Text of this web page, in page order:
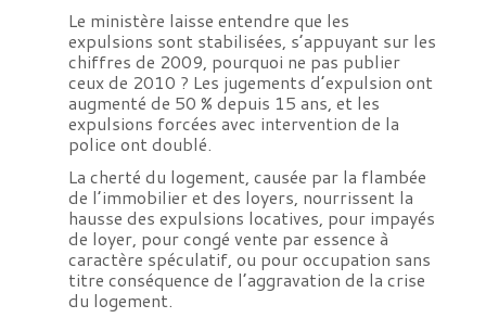
Le ministère laisse entendre que les
expulsions sont stabilisées, s’appuyant sur les
chiffres de 2009, pourquoi ne pas publier
ceux de 2010 ? Les jugements d’expulsion ont
augmenté de 50 % depuis 15 ans, et les
expulsions forcées avec intervention de la
police ont doublé.
La cherté du logement, causée par la flambée
de l’immobilier et des loyers, nourrissent la
hausse des expulsions locatives, pour impayés
de loyer, pour congé vente par essence à
caractère spéculatif, ou pour occupation sans
titre conséquence de l’aggravation de la crise
du logement.